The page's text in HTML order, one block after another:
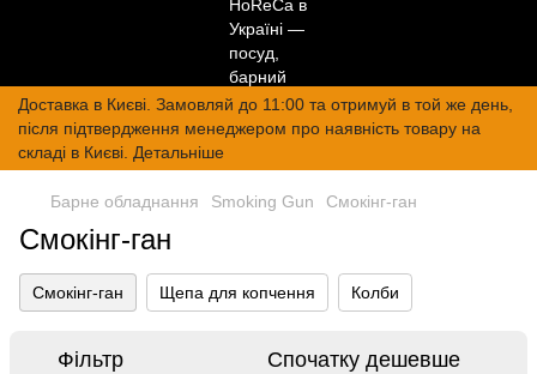
Доставка в Києві. Замовляй до 11:00 та отримуй в той же день,
після підтвердження менеджером про наявність товару на
складі в Києві. Детальніше
Барне обладнання Smoking Gun Смокінг-ган
Смокінг-ган
Смокінг-ган Щепа для копчення Колби
Фільтр Спочатку дешевше